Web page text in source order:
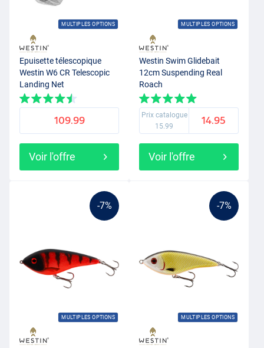
MULTIPLES OPTIONS
Epuisette télescopique
Westin W6 CR Telescopic
Landing Net
109.99
Voir l'offre
MULTIPLES OPTIONS
Westin Swim Glidebait
12cm Suspending Real
Roach
Prix catalogue
15.99
14.95
Voir l'offre
-7%
MULTIPLES OPTIONS
-7%
MULTIPLES OPTIONS